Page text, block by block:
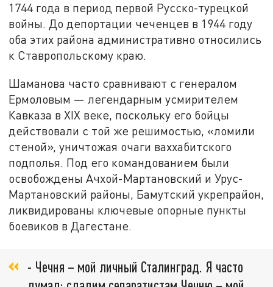
1744 года в период первой Русско-турецкой
войны. До депортации чеченцев в 1944 году
оба этих района административно относились
к Ставропольскому краю.
Шаманова часто сравнивают с генералом
Ермоловым — легендарным усмирителем
Кавказа в XIX веке, поскольку его бойцы
действовали с той же решимостью, «ломили
стеной», уничтожая очаги ваххабитского
подполья. Под его командованием были
освобождены Ачхой-Мартановский и Урус-
Мартановский районы, Бамутский укрепрайон,
ликвидированы ключевые опорные пункты
боевиков в Дагестане.
- Чечня – мой личный Сталинград. Я часто